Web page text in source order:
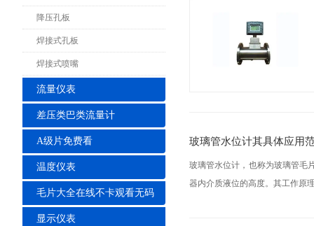
降压孔板
焊接式孔板
焊接式喷嘴
流量仪表
差压类巴类流量计
A级片免费看
温度仪表
毛片大全在线不卡观看无码
显示仪表
玻璃管水位计其具体应用
玻璃管水位计，也称为玻璃管毛
器内介质液位的高度。其工作原